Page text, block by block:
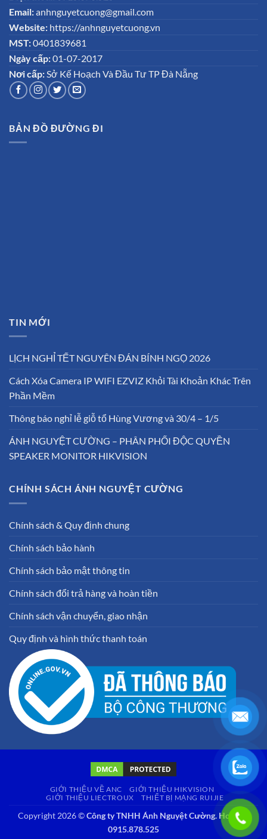
Email:anhnguyetcuong@gmail.com
Website: https://anhnguyetcuong.vn
MST:0401839681
Ngày cấp:01-07-2017
Nơi cấp: Sở Kế Hoạch Và Đầu Tư TP Đà Nẵng
BẢN ĐỒ ĐƯỜNG ĐI
TIN MỚI
LỊCH NGHỈ TẾT NGUYÊN ĐÁN BÍNH NGỌ 2026
Cách Xóa Camera IP WIFI EZVIZ Khỏi Tài Khoản Khác Trên
Phần Mềm
Thông báo nghỉ lễ giỗ tổ Hùng Vương và 30/4 – 1/5
ÁNH NGUYỆT CƯỜNG – PHÂN PHỐI ĐỘC QUYỀN
SPEAKER MONITOR HIKVISION
CHÍNH SÁCH ÁNH NGUYỆT CƯỜNG
Chính sách & Quy định chung
Chính sách bảo hành
Chính sách bảo mật thông tin
Chính sách đổi trả hàng và hoàn tiền
Chính sách vận chuyển, giao nhận
Quy định và hình thức thanh toán
GIỚI THIỆU VỀ ANC
GIỚI THIỆU HIKVISION
GIỚI THIỆU LIECTROUX
THIẾT BỊ MẠNG RUIJIE
Copyright 2026 ©Công ty TNHH Ánh Nguyệt Cường. Hotline:
0915.878.525